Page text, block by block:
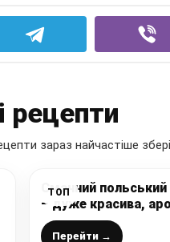
рецепти
зараз найчастіше
ТОП
Смачний
– дуже красива,
неперевершена
столу, покроковий
Перейти →